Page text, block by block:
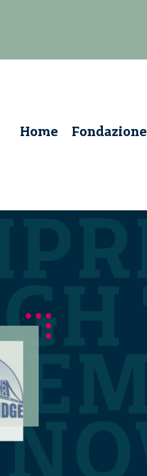
Home Fondazione